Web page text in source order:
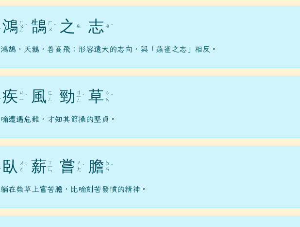
鴻 ㄏ
ㄨ
ㄥ
ˊ 鵠 ㄏ
ㄨ ˊ 之 ㄓ 志 ㄓ ˋ
鴻鵠，天鵝，善高飛；形容遠大的志向，與「燕雀之志」相反。
疾 ㄐ
ㄧ ˊ 風 ㄈ
ㄥ
勁 ㄐ
ㄧ
ㄥ
ˋ 草 ㄘ
ㄠ ˇ
喻遭遇危難，才知其節操的堅貞。
臥
ㄨ
ㄛ ˋ 薪 ㄒ
ㄧ
ㄣ 嘗 ㄔ
ㄤ ˊ 膽 ㄉ
ㄢ ˇ
躺在柴草上嘗苦膽，比喻刻苦發憤的精神。